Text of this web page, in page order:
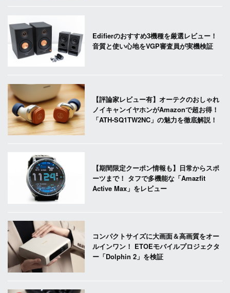
Edifierのおすすめ3機種を厳選レビュー！
音質と使い心地をVGP審査員が実機検証
【評論家レビュー有】オーテクのおしゃれ
ノイキャンイヤホンがAmazonで超お得！
「ATH-SQ1TW2NC」の魅力を徹底解説！
【期間限定クーポン情報も】日常からスポ
ーツまで！ タフで多機能な「Amazfit
Active Max」をレビュー
コンパクトサイズに大画面＆高画質をオー
ルインワン！ ETOEモバイルプロジェクタ
ー「Dolphin 2」を検証